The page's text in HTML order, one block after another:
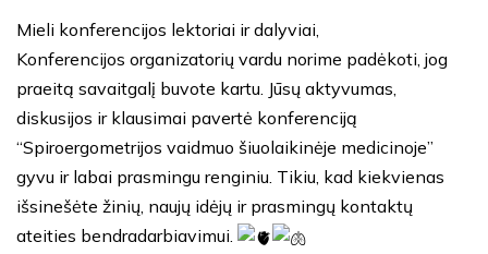
Mieli konferencijos lektoriai ir dalyviai,
Konferencijos organizatorių vardu norime padėkoti, jog
praeitą savaitgalį buvote kartu. Jūsų aktyvumas,
diskusijos ir klausimai pavertė konferenciją
“Spiroergometrijos vaidmuo šiuolaikinėje medicinoje”
gyvu ir labai prasmingu renginiu. Tikiu, kad kiekvienas
išsinešėte žinių, naujų idėjų ir prasmingų kontaktų
ateities bendradarbiavimui.